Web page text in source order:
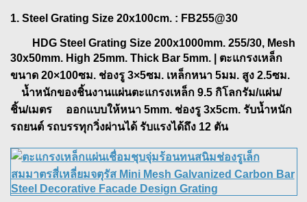
1. Steel Grating Size 20x100cm. : FB255@30
HDG Steel Grating Size 200x1000mm. 255/30, Mesh
30x50mm. High 25mm. Thick Bar 5mm. | ตะแกรงเหล็ก
ขนาด 20×100ซม. ช่องรู 3×5ซม. เหล็กหนา 5มม. สูง 2.5ซม.
น้ำหนักของชิ้นงานแผ่นตะแกรงเหล็ก 9.5 กิโลกรัม/แผ่น/
ชิ้น/เมตร ออกแบบให้หนา 5mm. ช่องรู 3x5cm. รับน้ำหนัก
รถยนต์ รถบรรทุกวิ่งผ่านได้ รับแรงได้ถึง 12 ตัน